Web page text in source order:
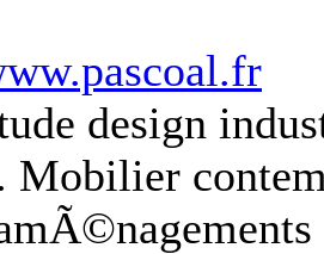
design
Mobilier